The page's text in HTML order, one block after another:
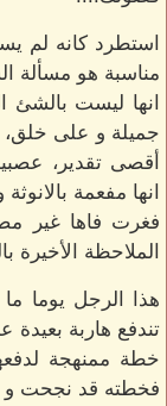
استطرد كانه لم
مناسبة هو مسألة
انها ليست بالشئ
جميلة و على
أقصى تقدير،
انها مفعمة
فغرت فاها غير
الملاحظة الأخيرة
هذا الرجل يوما
تندفع هاربة بعيدة
خطة ممنهجة
فخطته قد نجحت و